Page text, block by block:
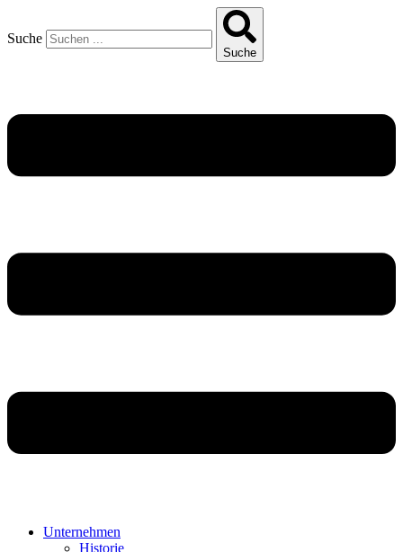
Suche
Suche
Unternehmen
Historie